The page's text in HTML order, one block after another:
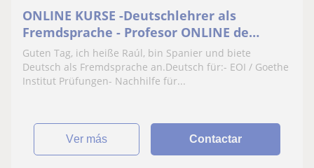
ONLINE KURSE -Deutschlehrer als
Fremdsprache - Profesor ONLINE de
Alemán como Lengua extranjera
Guten Tag, ich heiße Raúl, bin Spanier und biete
Deutsch als Fremdsprache an.Deutsch für:- EOI / Goethe
Institut Prüfungen- Nachhilfe für...
ver más Contactar